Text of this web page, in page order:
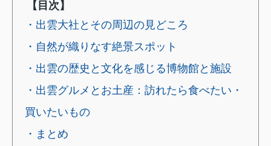
【目次】
・出雲大社とその周辺の見どころ
・自然が織りなす絶景スポット
・出雲の歴史と文化を感じる博物館と施設
・出雲グルメとお土産：訪れたら食べたい・
買いたいもの
・まとめ